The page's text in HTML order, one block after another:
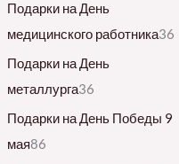
Подарки на День
медицинского работника36
Подарки на День
металлурга36
Подарки на День Победы 9
мая86